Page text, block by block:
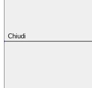
Chiudi